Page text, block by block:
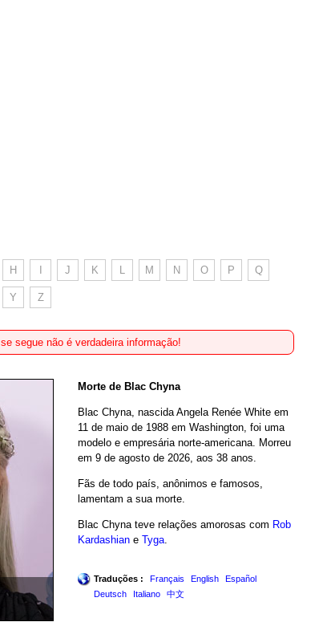
H J K L M N O P Q
Y Z
segue não é verdadeira informação!
Morte de Blac Chyna
Blac Chyna, nascida Angela Renée White em
11 de maio de 1988 em Washington, foi uma
modelo e empresária norte-americana. Morreu
em 9 de agosto de 2026, aos 38 anos.
Fãs de todo país, anônimos e famosos,
lamentam a sua morte.
Blac Chyna teve relações amorosas com Rob
Kardashian e Tyga
Traduções : Français English
Español
Deutsch
Italiano 中文